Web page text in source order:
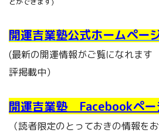
開運吉業塾公式ホームペー
(最新の開運情報がご覧になれま
評掲載中）
開運吉業塾 Facebookペー
（読者限定のとっておきの情報を